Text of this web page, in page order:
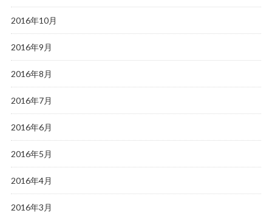
2016年10月
2016年9月
2016年8月
2016年7月
2016年6月
2016年5月
2016年4月
2016年3月